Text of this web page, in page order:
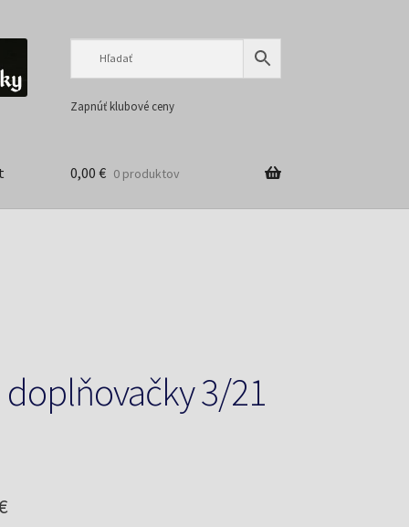
Zapnúť klubové ceny
0,00 € 0 produktov
doplňovačky 3/21
Aktuálna